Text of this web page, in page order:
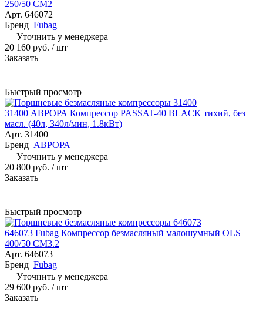
250/50 CM2
Арт. 646072
Бренд Fubag
Уточнить у менеджера
20 160 руб. / шт
Заказать
Быстрый просмотр
31400 АВРОРА Компрессор PASSAT-40 BLACK тихий, без
масл. (40л, 340л/мин, 1.8кВт)
Арт. 31400
Бренд АВРОРА
Уточнить у менеджера
20 800 руб. / шт
Заказать
Быстрый просмотр
646073 Fubag Компрессор безмасляный малошумный OLS
400/50 CM3.2
Арт. 646073
Бренд Fubag
Уточнить у менеджера
29 600 руб. / шт
Заказать